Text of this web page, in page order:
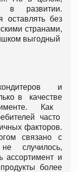
в развитии.
оставлять без
странами,
выгодный
и
в качестве
Как
часто
факторов.
связано с
случилось,
ассортимент и
более